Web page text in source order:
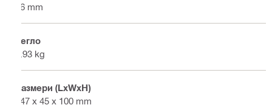
16 mm
Тегло
1.93 kg
Размери (LxWxH)
147 x 45 x 100 mm